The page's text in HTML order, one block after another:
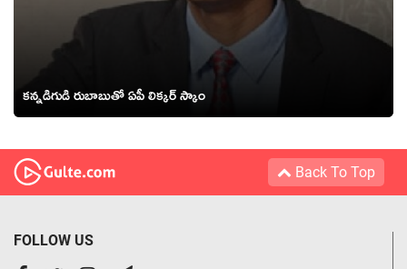
కన్నడిగుడి రుబాబుతో ఏపీ లిక్కర్ స్కాం
Back To Top
FOLLOW US